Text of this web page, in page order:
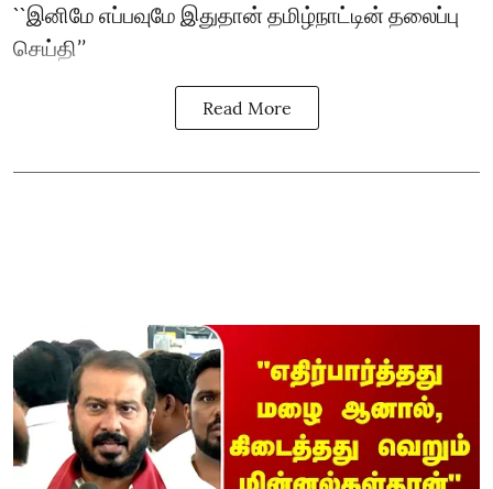
``இனிமே எப்பவுமே இதுதான் தமிழ்நாட்டின் தலைப்பு
செய்தி’’
Read More